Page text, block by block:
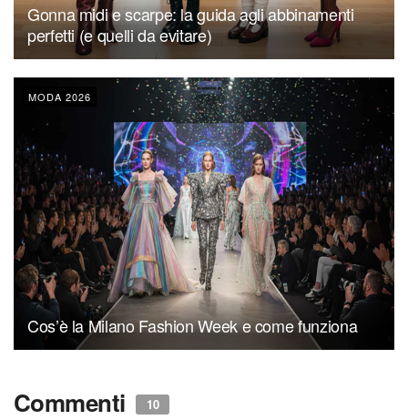
Gonna midi e scarpe: la guida agli abbinamenti
perfetti (e quelli da evitare)
MODA 2026
Cos’è la Milano Fashion Week e come funziona
Commenti 10